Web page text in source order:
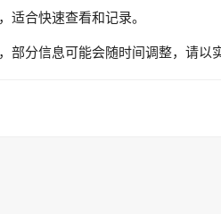
适合快速查看和记录。
部分信息可能会随时间调整，请以